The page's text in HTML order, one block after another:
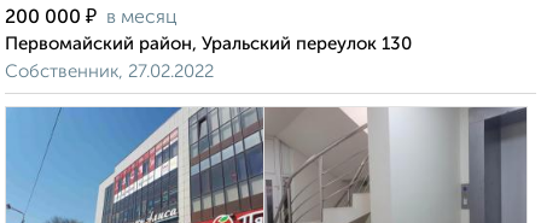
200 000 ₽ в месяц
Первомайский район, Уральский переулок 130
Собственник, 27.02.2022